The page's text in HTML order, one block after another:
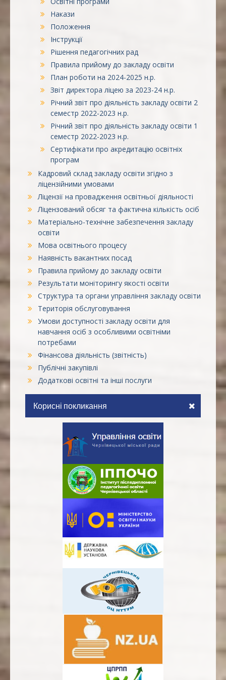
Накази
Положення
Інструкції
Рішення педагогічних рад
Правила прийому до закладу освіти
План роботи на 2024-2025 н.р.
Звіт директора ліцею за 2023-24 н.р.
Річний звіт про діяльність закладу освіти 2
семестр 2022-2023 н.р.
Річний звіт про діяльність закладу освіти 1
семестр 2022-2023 н.р.
Сертифікати про акредитацію освітніх
програм
Кадровий склад закладу освіти згідно з
ліцензійними умовами
Ліцензії на провадження освітньої діяльності
Ліцензований обсяг та фактична кількість осіб
Матеріально-технічне забезпечення закладу
освіти
Мова освітнього процесу
Наявність вакантних посад
Правила прийому до закладу освіти
Результати моніторингу якості освіти
Структура та органи управління закладу освіти
Територія обслуговування
Умови доступності закладу освіти для
навчання осіб з особливими освітніми
потребами
Фінансова діяльність (звітність)
Публічні закупівлі
Додаткові освітні та інші послуги
Корисні покликання